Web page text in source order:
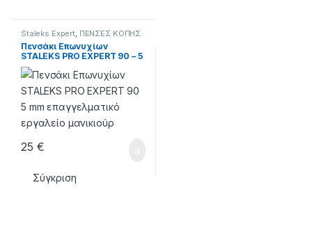
Staleks Expert, ΠΕΝΣΕΣ KOΠΗΣ
Πενσάκι Επωνυχίων
STALEKS PRO EXPERT 90 – 5
mm
25 €
Σύγκριση